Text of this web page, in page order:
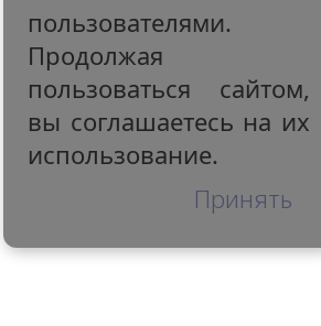
пользователями.
Продолжая
пользоваться сайтом,
вы соглашаетесь на их
использование.
Принять